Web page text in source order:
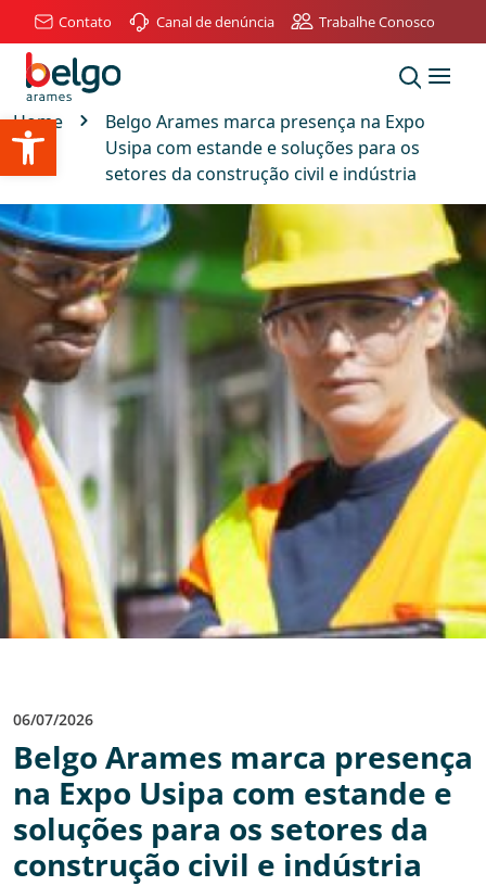
Abrir a barra de ferramentas
Contato Canal de denúncia Trabalhe Conosco
Home
Belgo Arames marca presença na Expo
Usipa com estande e soluções para os
setores da construção civil e indústria
06/07/2026
Belgo Arames marca presença
na Expo Usipa com estande e
soluções para os setores da
construção civil e indústria